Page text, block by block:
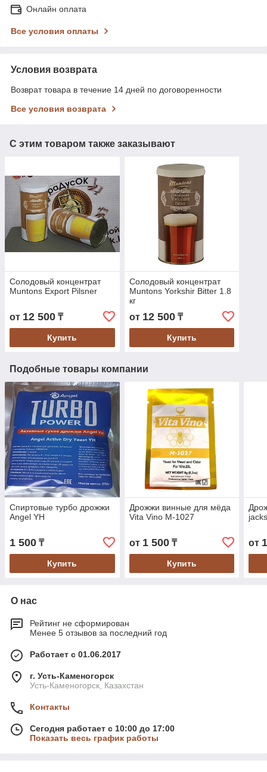
Онлайн оплата
Все условия оплаты
Условия возврата
Возврат товара в течение 14 дней по договоренности
Все условия возврата
С этим товаром также заказывают
Солодовый концентрат
Muntons Export Pilsner
от 12 500 ₸
Купить
Солодовый концентрат
Muntons Yorkshir Bitter 1.8
кг
от 12 500₸
Купить
Подобные товары компании
Спиртовые турбо дрожжи
Angel YH
1 500 ₸
Купить
Дрожжи винные для мёда
Vita Vino M-1027
от 1 500₸
Купить
от
О нас
Рейтинг не сформирован
Менее 5 отзывов за последний год
Работает с 01.06.2017
г. Усть-Каменогорск
Усть-Каменогорск, Казахстан
Контакты
Сегодня работает с 10:00 до 17:00
Показать весь график работы